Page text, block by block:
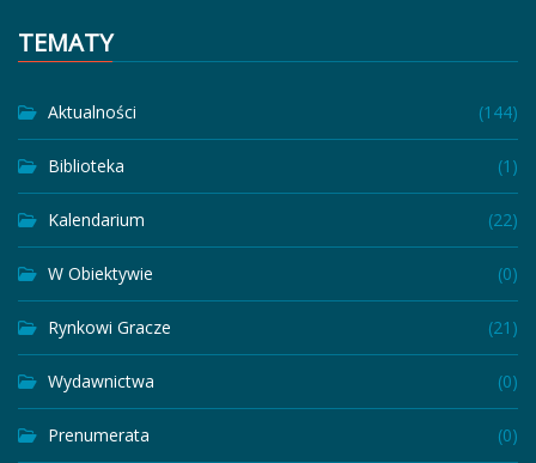
TEMATY
Aktualności (144)
Biblioteka (1)
Kalendarium (22)
W Obiektywie (0)
Rynkowi Gracze (21)
Wydawnictwa (0)
Prenumerata (0)